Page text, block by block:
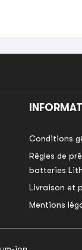
Conditions
Règles de
batteries
Livraison et
Mentions